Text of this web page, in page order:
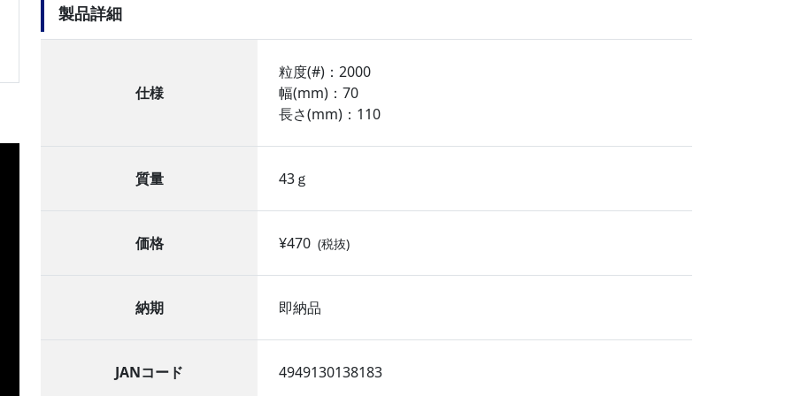
製品詳細
仕様
粒度(#)：2000
幅(mm)：70
長さ(mm)：110
質量 43ｇ
価格 ¥470 (税抜)
納期 即納品
JANコード 4949130138183